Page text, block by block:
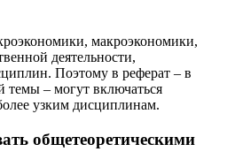
макроэкономики,
деятельности,
Поэтому в реферат – в
темы – могут включаться
узким дисциплинам.
общетеоретическими